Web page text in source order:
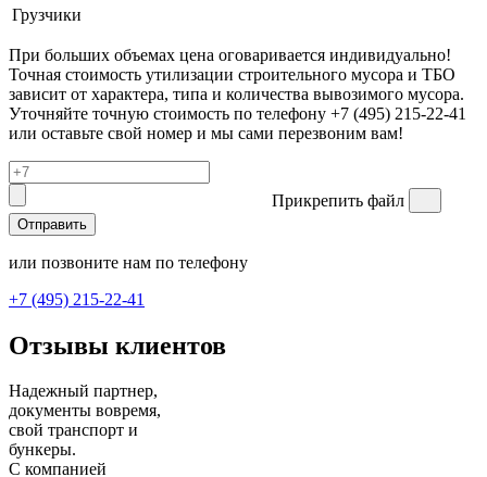
Грузчики
При больших объемах цена оговаривается индивидуально!
Точная стоимость утилизации строительного мусора и ТБО
зависит от характера, типа и количества вывозимого мусора.
Уточняйте точную стоимость по телефону +7 (495) 215-22-41
или оставьте свой номер и мы сами перезвоним вам!
Прикрепить файл
Отправить
или позвоните нам по телефону
+7 (495) 215-22-41
Отзывы клиентов
Надежный партнер,
документы вовремя,
свой транспорт и
бункеры.
С компанией